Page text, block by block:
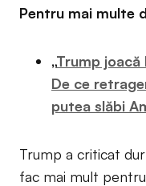
Pentru mai multe
„Trump joacă
De ce
putea slăbi
Trump a criticat
fac mai mult